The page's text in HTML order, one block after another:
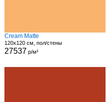
Cream Matte
120x120 см, пол/стены
27537 р/м²